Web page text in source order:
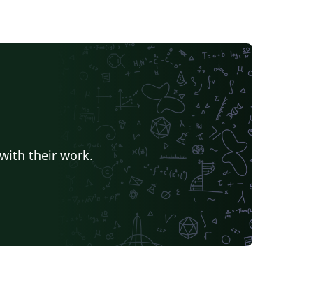
their work.